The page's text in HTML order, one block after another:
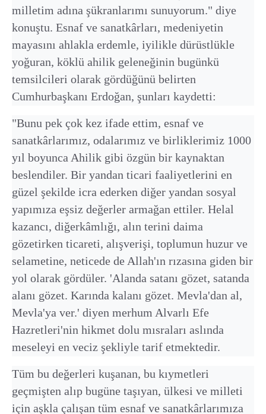
milletim adına şükranlarımı sunuyorum." diye
konuştu. Esnaf ve sanatkârları, medeniyetin
mayasını ahlakla erdemle, iyilikle dürüstlükle
yoğuran, köklü ahilik geleneğinin bugünkü
temsilcileri olarak gördüğünü belirten
Cumhurbaşkanı Erdoğan, şunları kaydetti:
"Bunu pek çok kez ifade ettim, esnaf ve
sanatkârlarımız, odalarımız ve birliklerimiz 1000
yıl boyunca Ahilik gibi özgün bir kaynaktan
beslendiler. Bir yandan ticari faaliyetlerini en
güzel şekilde icra ederken diğer yandan sosyal
yapımıza eşsiz değerler armağan ettiler. Helal
kazancı, diğerkâmlığı, alın terini daima
gözetirken ticareti, alışverişi, toplumun huzur ve
selametine, neticede de Allah'ın rızasına giden bir
yol olarak gördüler. 'Alanda satanı gözet, satanda
alanı gözet. Karında kalanı gözet. Mevla'dan al,
Mevla'ya ver.' diyen merhum Alvarlı Efe
Hazretleri'nin hikmet dolu mısraları aslında
meseleyi en veciz şekliyle tarif etmektedir.
Tüm bu değerleri kuşanan, bu kıymetleri
geçmişten alıp bugüne taşıyan, ülkesi ve milleti
için aşkla çalışan tüm esnaf ve sanatkârlarımıza